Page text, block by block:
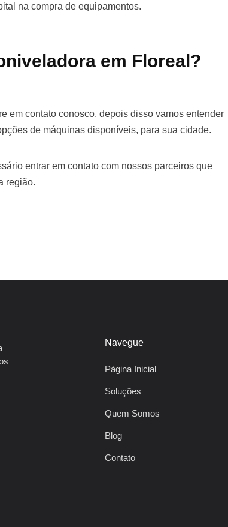
na compra de equipamentos.
em Floreal?
em contato conosco, depois disso vamos entender
de máquinas disponíveis, para sua cidade.
entrar em contato com nossos parceiros que
região.
Navegue
Página Inicial
Soluções
Quem Somos
Blog
Contato